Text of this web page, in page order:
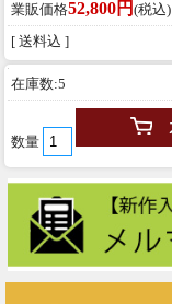
業販価格52,800円 (税込)
[ 送料込 ]
在庫数:5
数量